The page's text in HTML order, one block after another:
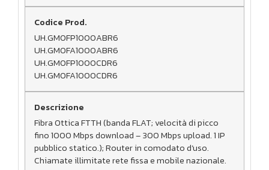
UH.GMOFP1000ABR6
UH.GMOFA1000ABR6
UH.GMOFP1000CDR6
UH.GMOFA1000CDR6
Fibra Ottica FTTH (banda FLAT; velocità di picco
fino 1000 Mbps download – 300 Mbps upload. 1 IP
pubblico statico.); Router in comodato d’uso.
Chiamate illimitate rete fissa e mobile nazionale.